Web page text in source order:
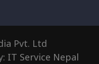
Pvt. Ltd
IT Service Nepal